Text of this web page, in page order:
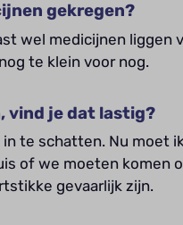
gekregen?
wel medicijnen liggen
te klein voor nog.
vind je dat lastig?
te schatten. Nu moet
of we moeten komen
gevaarlijk zijn.